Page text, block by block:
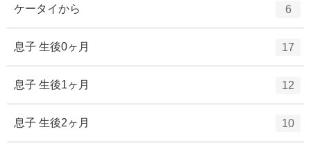
ケータイから
ト
数
6
息子 生後0ヶ月 17
息子 生後1ヶ月 12
息子 生後2ヶ月 10